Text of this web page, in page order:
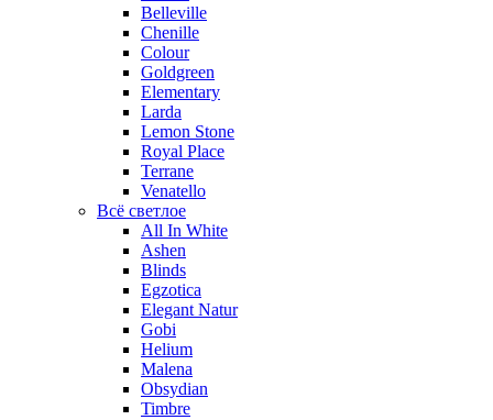
Belleville
Chenille
Colour
Goldgreen
Elementary
Larda
Lemon Stone
Royal Place
Terrane
Venatello
Всё светлое
All In White
Ashen
Blinds
Egzotica
Elegant Natur
Gobi
Helium
Malena
Obsydian
Timbre